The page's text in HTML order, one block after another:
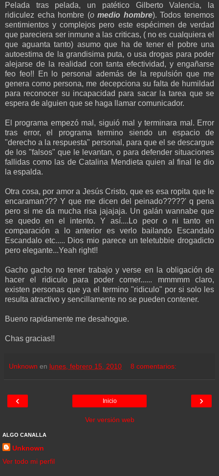
Pelada tras pelada, un patético Gilberto Valencia, la
ridiculez echa hombre (omedio hombre). Todos tenemos
sentimientos y complejos pero este espécimen de verdad
que pareciera ser inmune a las criticas, ( no es cualquiera el
que aguanta tanto) asumo que ha de tener el pobre una
autoestima de la grandisima puta, o usa drogas para poder
alejarse de la realidad con tanta efectividad, y engañarse
feo feo!! En lo personal además de la repulsión que me
genera como persona, me decepciona su falta de humildad
para reconocer su incapacidad para sacar la tarea que se
espera de alguien que se haga llamar comunicador.
El programa empezó mal, siguió mal y terminara mal. Error
tras error, el programa termino siendo un espacio de
"derecho a la respuesta" personal, para que el se descargue
de los "falsos" que le levantan, o para defender situaciones
fallidas como las de Catalina Mendieta quien al final le dio
la espalda.
Otra cosa, por amor a Jesús Cristo, que es esa ropita que le
encaraman??? Y que me dicen del peinado?????' q pena
pero si me da mucha risa jajajaja. Un galán wannabe que
se quedo en el intento. Y así....Lo peor o ni tanto en
comparación a lo anterior es verlo bailando Escandalo
Escandalo etc..... Dios mio parece un teletubbie drogadicto
pero elegante...Yeah right!!
Gacho gacho no tener trabajo y verse en la obligación de
hacer el ridiculo para poder comer...... mmmmm claro,
existen personas que ya el termino "ridiculo" por si solo les
resulta atractivo y sencillamente no se pueden contener.
Bueno rapidamente me desahogue.
Chas gracias!!
Unknown en lunes, febrero 15, 2010 8 comentarios:
‹ ›
Inicio
Ver versión web
ALGO CANALLA
Unknown
Ver todo mi perfil